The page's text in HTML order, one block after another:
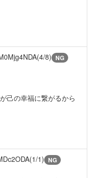
8) NG
己の幸福に繋がるから
1) NG